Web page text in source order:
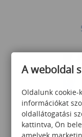
Agilis
A weboldal
Oldalunk cookie-
információkat
oldallátogatási
kattintva, Ön
amelyek